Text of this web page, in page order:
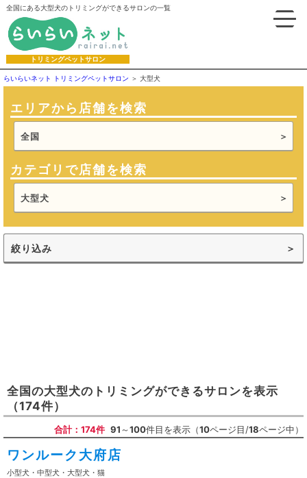
全国にある大型犬のトリミングができるサロンの一覧
トリミングペットサロン
らいらいネット トリミングペットサロン 大型犬
エリアから店舗を検索
全国
カテゴリで店舗を検索
大型犬
絞り込み
全国 の大型犬のトリミングができるサロンを表示
（174件）
合計：174件 91～100件目を表示（10ページ目/18ページ中）
ワンルーク大府店
小型犬・中型犬・大型犬・猫